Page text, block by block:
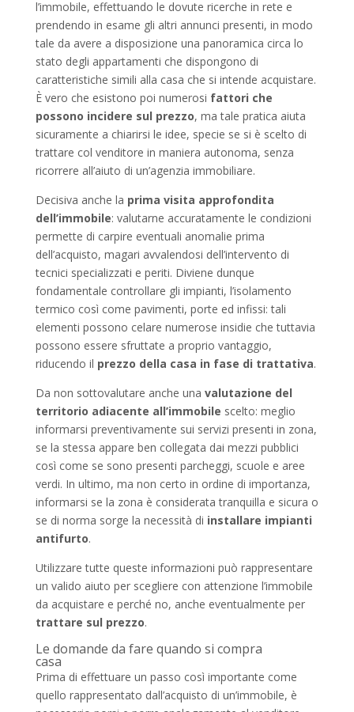
l’immobile, effettuando le dovute ricerche in rete e
prendendo in esame gli altri annunci presenti, in modo
tale da avere a disposizione una panoramica circa lo
stato degli appartamenti che dispongono di
caratteristiche simili alla casa che si intende acquistare.
È vero che esistono poi numerosi fattori che
possono incidere sul prezzo, ma tale pratica aiuta
sicuramente a chiarirsi le idee, specie se si è scelto di
trattare col venditore in maniera autonoma, senza
ricorrere all’aiuto di un’agenzia immobiliare.
Decisiva anche la prima visita approfondita
dell’immobile: valutarne accuratamente le condizioni
permette di carpire eventuali anomalie prima
dell’acquisto, magari avvalendosi dell’intervento di
tecnici specializzati e periti. Diviene dunque
fondamentale controllare gli impianti, l’isolamento
termico così come pavimenti, porte ed infissi: tali
elementi possono celare numerose insidie che tuttavia
possono essere sfruttate a proprio vantaggio,
riducendo il prezzo della casa in fase di trattativa.
Da non sottovalutare anche una valutazione del
territorio adiacente all’immobile scelto: meglio
informarsi preventivamente sui servizi presenti in zona,
se la stessa appare ben collegata dai mezzi pubblici
così come se sono presenti parcheggi, scuole e aree
verdi. In ultimo, ma non certo in ordine di importanza,
informarsi se la zona è considerata tranquilla e sicura o
se di norma sorge la necessità di installare impianti
antifurto.
Utilizzare tutte queste informazioni può rappresentare
un valido aiuto per scegliere con attenzione l’immobile
da acquistare e perché no, anche eventualmente per
trattare sul prezzo.
Le domande da fare quando si compra
casa
Prima di effettuare un passo così importante come
quello rappresentato dall’acquisto di un’immobile, è